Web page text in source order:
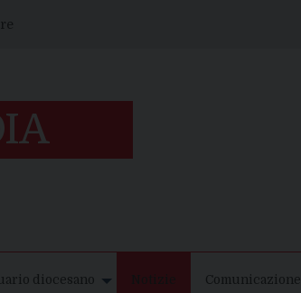
diocesano Notizie Comunicazione